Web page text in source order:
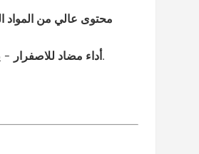
محتوى عالي من المواد
أداء مضاد للاصفرار- يحافظ على وضوح اللون ولمعانه.